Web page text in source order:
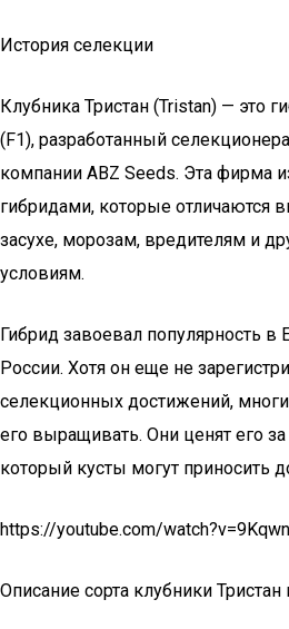
История селекции
Клубника Тристан (Tristan) — это
(F1), разработанный
компании ABZ Seeds. Эта фирма
гибридами, которые отличаются
засухе, морозам, вредителям и
условиям.
Гибрид завоевал популярность в
России. Хотя он еще не
селекционных достижений,
его выращивать. Они ценят его
который кусты могут приносить
https://youtube.com/
Описание сорта клубники Тристан